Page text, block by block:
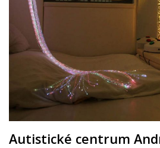
Autistické centrum